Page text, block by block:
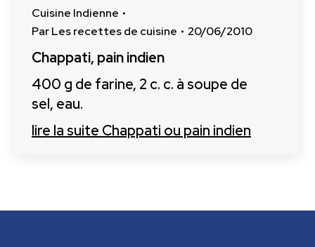
Cuisine Indienne
ParLes recettes de cuisine 20/06/2010
Chappati, pain indien
400 g de farine, 2 c. c. à soupe de
sel, eau.
lire la suite Chappati ou pain indien